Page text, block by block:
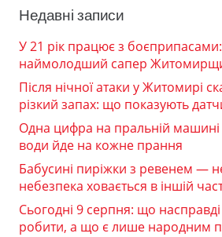
Недавні записи
У 21 рік працює з
наймолодший сапер
Після нічної атаки у Житомирі
різкий запах: що показують
Одна цифра на пральній машині
води йде на кожне прання
Бабусині пиріжки з ревенем —
небезпека ховається в іншій
Сьогодні 9 серпня: що
робити, а що є лише народним